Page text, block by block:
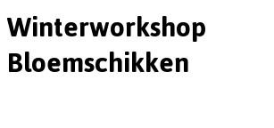
Winterworkshop
Bloemschikken